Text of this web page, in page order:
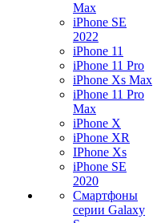
Max
iPhone SE
2022
iPhone 11
iPhone 11 Pro
iPhone Xs Max
iPhone 11 Pro
Max
iPhone X
iPhone XR
IPhone Xs
iPhone SE
2020
Смартфоны
серии Galaxy